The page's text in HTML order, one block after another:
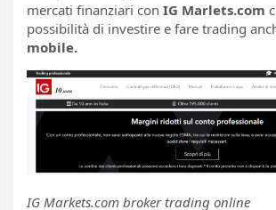
mercati finanziari con IG Marlets.com
possibilità di investire e fare trading
mobile.
IG Markets.com broker trading online